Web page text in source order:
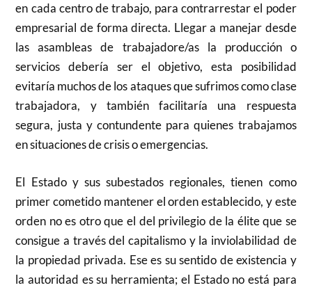
en cada centro de trabajo, para contrarrestar el poder
empresarial de forma directa. Llegar a manejar desde
las asambleas de trabajadore/as la producción o
servicios debería ser el objetivo, esta posibilidad
evitaría muchos de los ataques que sufrimos como clase
trabajadora, y también facilitaría una respuesta
segura, justa y contundente para quienes trabajamos
en situaciones de crisis o emergencias.
El Estado y sus subestados regionales, tienen como
primer cometido mantener el orden establecido, y este
orden no es otro que el del privilegio de la élite que se
consigue a través del capitalismo y la inviolabilidad de
la propiedad privada. Ese es su sentido de existencia y
la autoridad es su herramienta; el Estado no está para